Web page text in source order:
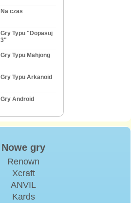
Na czas
Gry Typu "Dopasuj
3"
Gry Typu Mahjong
Gry Typu Arkanoid
Gry Android
Nowe gry
Renown
Xcraft
ANVIL
Kards